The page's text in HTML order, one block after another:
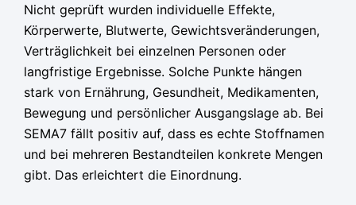
Nicht geprüft wurden individuelle Effekte,
Körperwerte, Blutwerte, Gewichtsveränderungen,
Verträglichkeit bei einzelnen Personen oder
langfristige Ergebnisse. Solche Punkte hängen
stark von Ernährung, Gesundheit, Medikamenten,
Bewegung und persönlicher Ausgangslage ab. Bei
SEMA7 fällt positiv auf, dass es echte Stoffnamen
und bei mehreren Bestandteilen konkrete Mengen
gibt. Das erleichtert die Einordnung.